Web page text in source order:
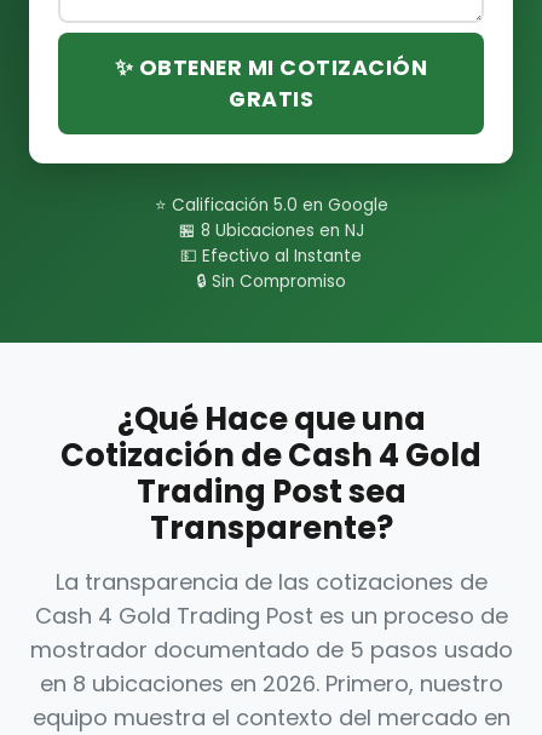
✨ OBTENER MI COTIZACIÓN
GRATIS
⭐ Calificación 5.0 en Google
🏪 8 Ubicaciones en NJ
💵 Efectivo al Instante
🔒 Sin Compromiso
¿Qué Hace que una
Cotización de Cash 4 Gold
Trading Post sea
Transparente?
La transparencia de las cotizaciones de
Cash 4 Gold Trading Post es un proceso de
mostrador documentado de 5 pasos usado
en 8 ubicaciones en 2026. Primero, nuestro
equipo muestra el contexto del mercado en